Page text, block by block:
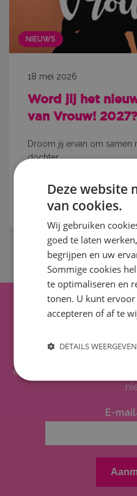
NIEUWS
18 mei 2026
Word jij het
van Vrouw! 2027?
Droom jij ervan om samen
dochter,...
Lees meer
Op de
Blijf op de hoogte van
evenementen! Schrijf je in
E-
Deze website
van cookies.
Wij gebruiken
goed te laten
begrijpen en uw
Sommige cookies
te optimaliseren en
tonen. U kunt
accepteren of af te
DETAILS WEERGEVEN